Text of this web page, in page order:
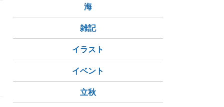
海
雑記
イラスト
イベント
立秋